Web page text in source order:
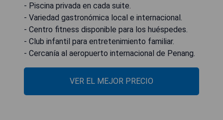
- Piscina privada en cada suite.
- Variedad gastronómica local e internacional.
- Centro fitness disponible para los huéspedes.
- Club infantil para entretenimiento familiar.
- Cercanía al aeropuerto internacional de Penang.
VER EL MEJOR PRECIO